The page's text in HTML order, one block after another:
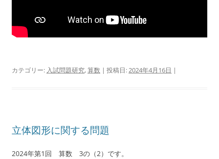
カテゴリー: 入試問題研究,算数 | 投稿日:2024年4月16日 |
立体図形に関する問題
2024年第1回 算数 3の（2）です。